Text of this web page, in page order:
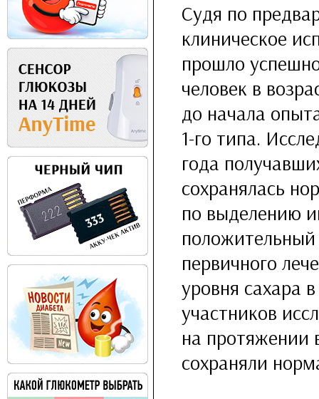
Судя по
клиническое
прошло
человек в
до начала
1-го типа.
года
сохранялась
по выделению
положительный
первичного
уровня сахара
участников
на протяжении
сохраняли